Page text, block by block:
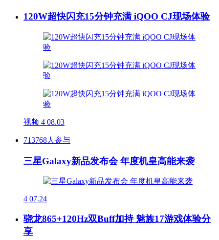
120W超快闪充15分钟充满 iQOO CJ现场体验
视频 4 08.03
713768人参与
三星Galaxy新品发布会 年度机皇高能来袭
4 07.24
骁龙865+120Hz双Buff加持 魅族17游戏体验分
享